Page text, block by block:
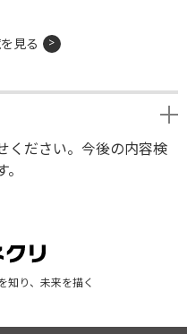
見る
ください。今後の内容検
知り、未来を描く